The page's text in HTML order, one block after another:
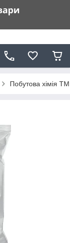
Побутова хімія